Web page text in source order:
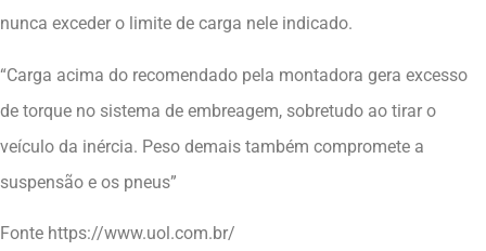
nunca exceder o limite de carga nele indicado.
“Carga acima do recomendado pela montadora gera excesso
de torque no sistema de embreagem, sobretudo ao tirar o
veículo da inércia. Peso demais também compromete a
suspensão e os pneus”
Fonte https://www.uol.com.br/